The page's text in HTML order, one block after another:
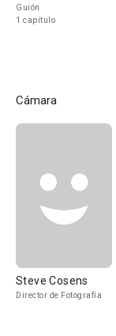
Guión
1 capítulo
Cámara
Steve Cosens
Director de Fotografía